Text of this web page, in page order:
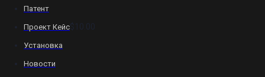
Патент
Проект Кейс$10.00
Установка
Новости